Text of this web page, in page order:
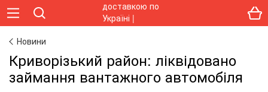
Новини
Криворізький район: ліквідовано
займання вантажного автомобіля